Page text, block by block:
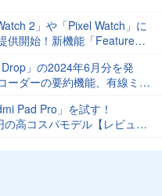
2」や「Pixel Watch」に
供開始！新機能「Feature
」の2024年6月分を発
ーダーの要約機能、有線ミラ
Pad Pro」を試す！
高コスパモデル【レビュ